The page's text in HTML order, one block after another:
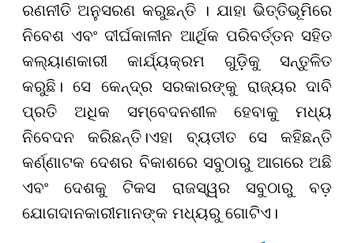
ରଣନୀତି ଅନୁସରଣ କରୁଛନ୍ତି । ଯାହା ଭିତ୍ତିଭୂମିରେ
ନିବେଶ ଏବଂ ଦୀର୍ଘକାଳୀନ ଆର୍ଥିକ ପରିବର୍ତ୍ତନ ସହିତ
କଲ୍ୟାଣକାରୀ କାର୍ଯ୍ୟକ୍ରମ ଗୁଡ଼ିକୁ ସନ୍ତୁଳିତ
କରୁଛି। ସେ କେନ୍ଦ୍ର ସରକାରଙ୍କୁ ରାଜ୍ୟର ଦାବି
ପ୍ରତି ଅଧିକ ସମ୍ବେଦନଶୀଳ ହେବାକୁ ମଧ୍ୟ
ନିବେଦନ କରିଛନ୍ତି।ଏହା ବ୍ୟତୀତ ସେ କହିଛନ୍ତି
କର୍ଣ୍ଣାଟକ ଦେଶର ବିକାଶରେ ସବୁଠାରୁ ଆଗରେ ଅଛି
ଏବଂ ଦେଶକୁ ଟିକସ ରାଜସ୍ୱର ସବୁଠାରୁ ବଡ଼
ଯୋଗଦାନକାରୀମାନଙ୍କ ମଧ୍ୟରୁ ଗୋଟିଏ।